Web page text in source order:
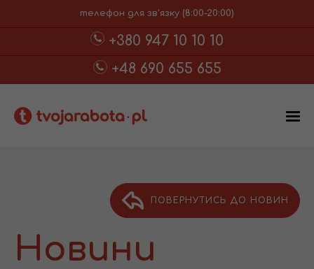
телефон для зв'язку (8:00-20:00)
+380 947 10 10 10
+48 690 655 655
ПОВЕРНУТИСЬ ДО НОВИН
Новини